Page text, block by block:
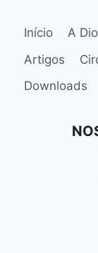
Início A
Artigos
Downloads